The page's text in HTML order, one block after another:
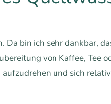
bin ich sehr dankbar,
von Kaffee, Tee
und sich